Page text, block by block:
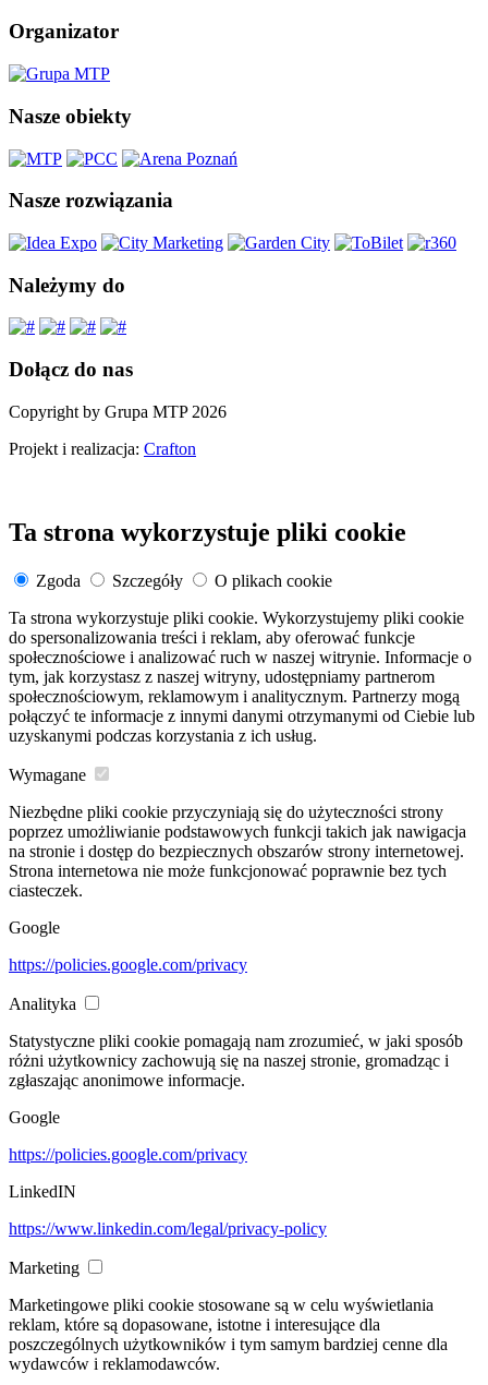
Organizator
Nasze obiekty
Nasze rozwiązania
Należymy do
Dołącz do nas
Copyright by Grupa MTP 2026
Projekt i realizacja: Crafton
Ta strona wykorzystuje pliki cookie
Zgoda Szczegóły
O plikach cookie
Ta strona wykorzystuje pliki cookie. Wykorzystujemy pliki cookie
do spersonalizowania treści i reklam, aby oferować funkcje
społecznościowe i analizować ruch w naszej witrynie. Informacje o
tym, jak korzystasz z naszej witryny, udostępniamy partnerom
społecznościowym, reklamowym i analitycznym. Partnerzy mogą
połączyć te informacje z innymi danymi otrzymanymi od Ciebie lub
uzyskanymi podczas korzystania z ich usług.
Wymagane
Niezbędne pliki cookie przyczyniają się do użyteczności strony
poprzez umożliwianie podstawowych funkcji takich jak nawigacja
na stronie i dostęp do bezpiecznych obszarów strony internetowej.
Strona internetowa nie może funkcjonować poprawnie bez tych
ciasteczek.
Google
https://policies.google.com/privacy
Analityka
Statystyczne pliki cookie pomagają nam zrozumieć, w jaki sposób
różni użytkownicy zachowują się na naszej stronie, gromadząc i
zgłaszając anonimowe informacje.
Google
https://policies.google.com/privacy
LinkedIN
https://www.linkedin.com/legal/privacy-policy
Marketing
Marketingowe pliki cookie stosowane są w celu wyświetlania
reklam, które są dopasowane, istotne i interesujące dla
poszczególnych użytkowników i tym samym bardziej cenne dla
wydawców i reklamodawców.